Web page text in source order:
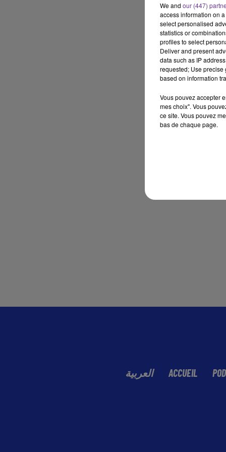
العربية ACCUEIL
We and our (447)
access information on
select personalised
statistics or
profiles to select
Deliver and present
data such as IP
requested; Use precise
based on information
Vous pouvez accepter
mes choix". Vous
ce site. Vous pouvez
bas de chaque page.